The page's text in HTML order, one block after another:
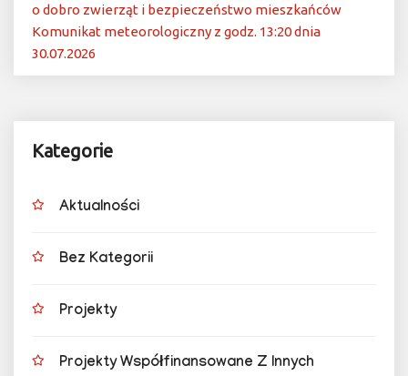
o dobro zwierząt i bezpieczeństwo mieszkańców
Komunikat meteorologiczny z godz. 13:20 dnia
30.07.2026
Kategorie
Aktualności
Bez Kategorii
Projekty
Projekty Współfinansowane Z Innych